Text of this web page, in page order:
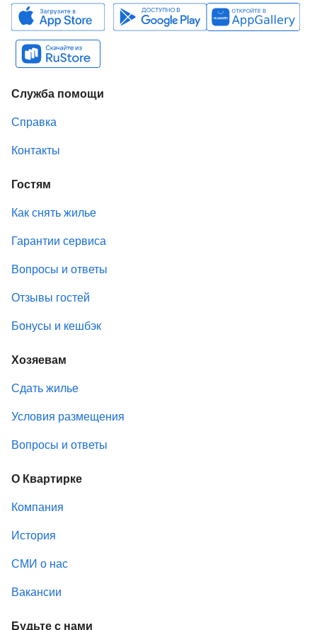
Служба помощи
Справка
Контакты
Гостям
Как снять жилье
Гарантии сервиса
Вопросы и ответы
Отзывы гостей
Бонусы и кешбэк
Хозяевам
Сдать жилье
Условия размещения
Вопросы и ответы
О Квартирке
Компания
История
СМИ о нас
Вакансии
Будьте с нами